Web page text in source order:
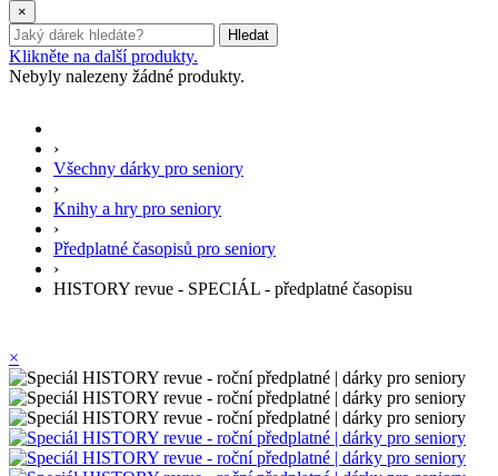
×
Hledat
Klikněte na další produkty.
Nebyly nalezeny žádné produkty.
›
Všechny dárky pro seniory
›
Knihy a hry pro seniory
›
Předplatné časopisů pro seniory
›
HISTORY revue - SPECIÁL - předplatné časopisu
×